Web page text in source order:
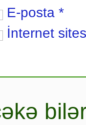
E-posta *
İnternet